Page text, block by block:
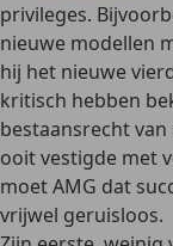
privileges.
nieuwe modellen
hij het nieuwe
kritisch hebben
bestaansrecht
ooit vestigde met
moet AMG dat
vrijwel geruisloos.